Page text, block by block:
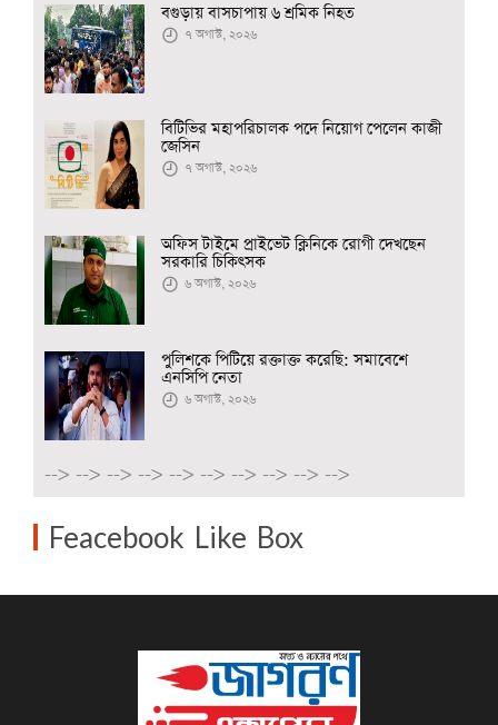
বগুড়ায় বাসচাপায় ৬ শ্রমিক নিহত
৭ অগাস্ট, ২০২৬
বিটিভির মহাপরিচালক পদে নিয়োগ পেলেন কাজী
জেসিন
৭ অগাস্ট, ২০২৬
অফিস টাইমে প্রাইভেট ক্লিনিকে রোগী দেখছেন
সরকারি চিকিৎসক
৬ অগাস্ট, ২০২৬
পুলিশকে পিটিয়ে রক্তাক্ত করেছি: সমাবেশে
এনসিপি নেতা
৬ অগাস্ট, ২০২৬
--> --> --> --> --> --> --> --> --> -->
Feacebook Like Box